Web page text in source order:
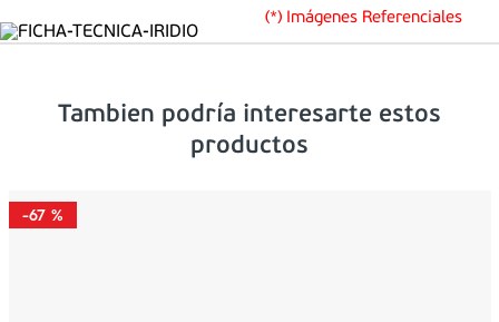
(*) Imágenes Referenciales
Tambien podría interesarte estos
productos
-67 %